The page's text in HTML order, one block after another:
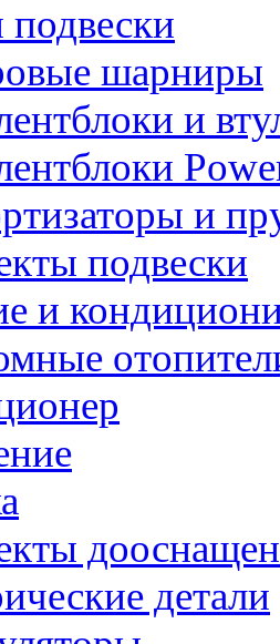
подвески
шарниры
и
и
подвески
и
детали